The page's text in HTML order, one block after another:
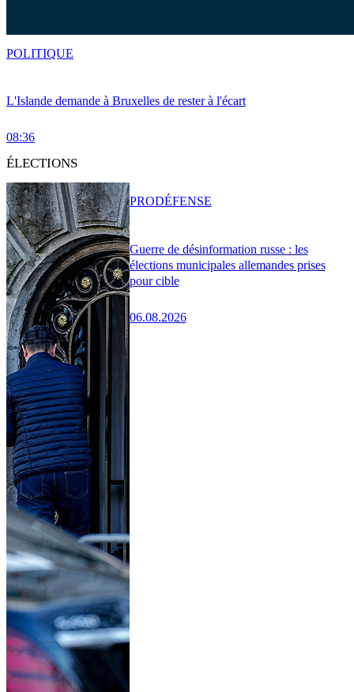
L'Islande demande à Bruxelles de rester à l'écart
08:36
POLITIQUE
ÉLECTIONS
Guerre de désinformation russe : les
élections municipales allemandes prises
pour cible
06.08.2026
PRODÉFENSE